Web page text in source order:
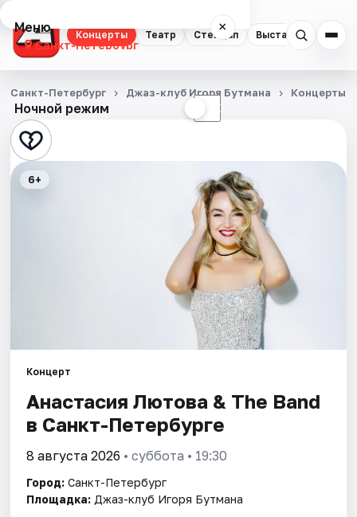
Концерты Театр Стендап Выставки
Меню ×
Санкт-Петербург
Концерты
Театр
Стендап
Города
Площадки
Рейтинги
Ночной режим ☾
Санкт-Петербург Джаз-клуб Игоря Бутмана Концерты
6+
Концерт
Анастасия Лютова & The Band
в Санкт-Петербурге
8 августа 2026 • суббота • 19:30
Город: Санкт-Петербург
Площадка: Джаз-клуб Игоря Бутмана